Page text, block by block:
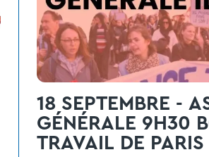
18 SEPTEMBRE -
GÉNÉRALE 9H30
TRAVAIL DE PARIS